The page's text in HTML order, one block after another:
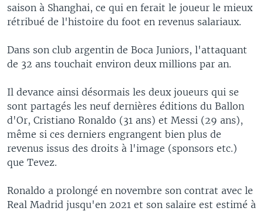
saison à Shanghai, ce qui en ferait le joueur le mieux
rétribué de l'histoire du foot en revenus salariaux.
Dans son club argentin de Boca Juniors, l'attaquant
de 32 ans touchait environ deux millions par an.
Il devance ainsi désormais les deux joueurs qui se
sont partagés les neuf dernières éditions du Ballon
d'Or, Cristiano Ronaldo (31 ans) et Messi (29 ans),
même si ces derniers engrangent bien plus de
revenus issus des droits à l'image (sponsors etc.)
que Tevez.
Ronaldo a prolongé en novembre son contrat avec le
Real Madrid jusqu'en 2021 et son salaire est estimé à